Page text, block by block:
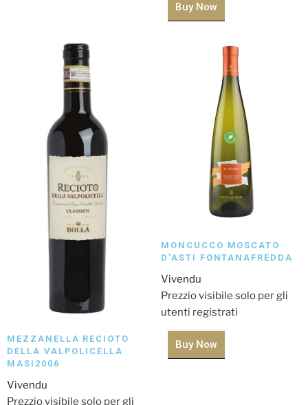
Buy Now
MEZZANELLA RECIOTO
DELLA VALPOLICELLA
MASI2006
Vivendu
Prezzio visibile solo per gli
MONCUCCO MOSCATO
D’ASTI FONTANAFREDDA
Vivendu
Prezzio visibile solo per gli
utenti registrati
Buy Now